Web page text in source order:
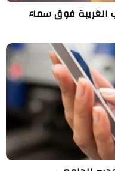
الغريبة فوق سماء